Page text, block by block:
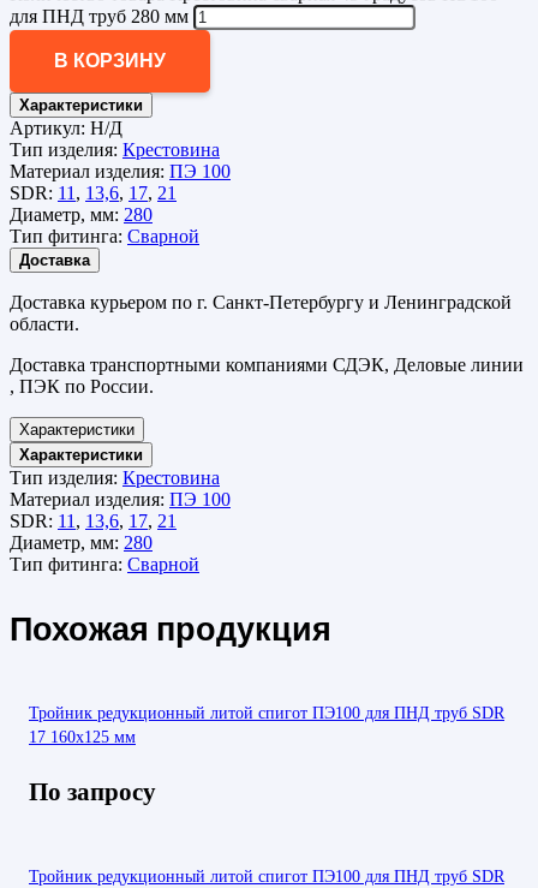
для ПНД труб 280 мм
В КОРЗИНУ
Характеристики
Артикул: Н/Д
Тип изделия: Крестовина
Материал изделия: ПЭ 100
SDR: 11 , 13,6, 17, 21
Диаметр, мм: 280
Тип фитинга: Сварной
Доставка
Доставка курьером по г. Санкт-Петербургу и Ленинградской
области.
Доставка транспортными компаниями СДЭК, Деловые линии
, ПЭК по России.
Характеристики
Характеристики
Тип изделия: Крестовина
Материал изделия: ПЭ 100
SDR: 11 , 13,6, 17, 21
Диаметр, мм: 280
Тип фитинга: Сварной
Похожая продукция
Тройник редукционный литой спигот ПЭ100 для ПНД труб SDR
17 160х125 мм
По запросу
Тройник редукционный литой спигот ПЭ100 для ПНД труб SDR